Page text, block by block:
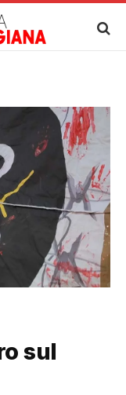
sul